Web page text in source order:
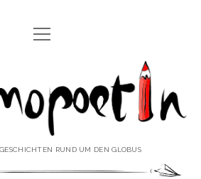
REISEREPORTAGEN
REISEPOESIE
REISEKOLUMNEN
Menü
öffnen
RUND UM DEN GLOBUS